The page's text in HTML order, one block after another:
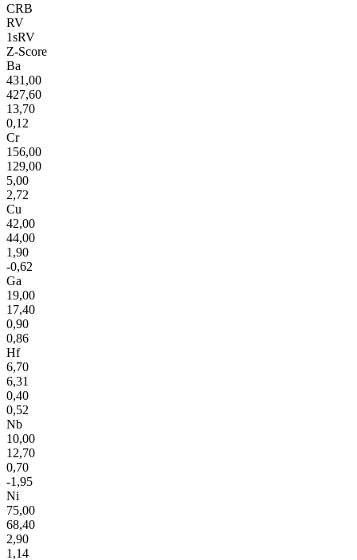
CRB
RV
1sRV
Z-Score
Ba
431,00
427,60
13,70
0,12
Cr
156,00
129,00
5,00
2,72
Cu
42,00
44,00
1,90
-0,62
Ga
19,00
17,40
0,90
0,86
Hf
6,70
6,31
0,40
0,52
Nb
10,00
12,70
0,70
-1,95
Ni
75,00
68,40
2,90
1,14